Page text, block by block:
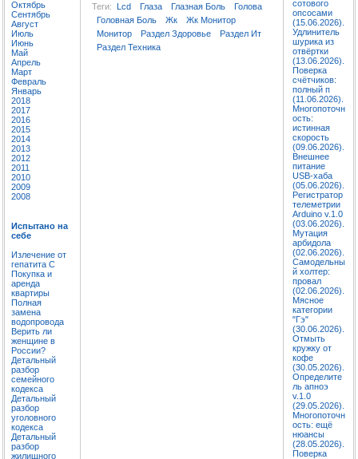
Октябрь
Сентябрь
Август
Июль
Июнь
Май
Апрель
Март
Февраль
Январь
2018
2017
2016
2015
2014
2013
2012
2011
2010
2009
2008
Испытано на
себе
Излечение от
гепатита C
Покупка и
аренда
квартиры
Полная
замена
водопровода
Верить ли
женщине в
России?
Детальный
разбор
семейного
кодекса
Детальный
разбор
уголовного
кодекса
Детальный
разбор
жилищного
Теги:
Lcd Глаза Глазная Боль
Голова
Головная Боль
Жк
Жк Монитор
Монитор
Раздел Здоровье
Раздел Ит
Раздел Техника
сотового
опсосами
(15.06.2026).
Удлинитель
шурика из
отвёртки
(13.06.2026).
Поверка
счётчиков:
полный п
(11.06.2026).
Многопоточн
ость:
истинная
скорость
(09.06.2026).
Внешнее
питание
USB-хаба
(05.06.2026).
Регистратор
телеметрии
Arduino v.1.0
(03.06.2026).
Мутация
арбидола
(02.06.2026).
Самодельны
й холтер:
провал
(02.06.2026).
Мясное
категории
"Гэ"
(30.06.2026).
Отмыть
кружку от
кофе
(30.05.2026).
Определите
ль апноэ
v.1.0
(29.05.2026).
Многопоточн
ость: ещё
нюансы
(28.05.2026).
Поверка